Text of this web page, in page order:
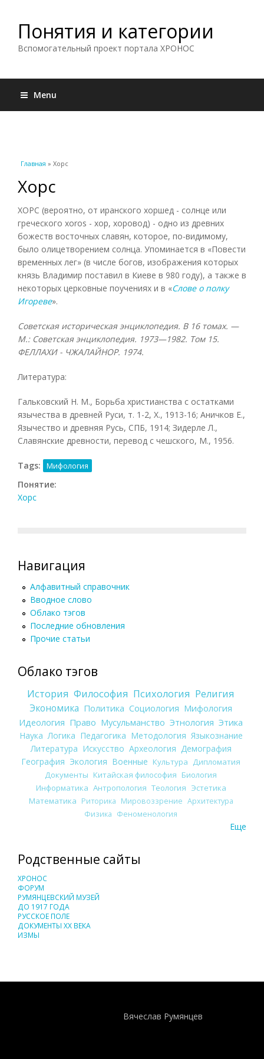
Понятия и категории
Вспомогательный проект портала ХРОНОС
Menu
Вы здесь
Главная » Хорс
Хорс
ХОРС (вероятно, от иранского хоршед - солнце или
греческого xoros - хор, хоровод) - одно из древних
божеств восточных славян, которое, по-видимому,
было олицетворением солнца. Упоминается в «Повести
временных лег» (в числе богов, изображения которых
князь Владимир поставил в Киеве в 980 году), а также в
некоторых церковные поучениях и в «Слове о полку
Игореве».
Советская историческая энциклопедия. В 16 томах. —
М.: Советская энциклопедия. 1973—1982. Том 15.
ФЕЛЛАХИ - ЧЖАЛАЙНОР. 1974.
Литература:
Гальковский Н. М., Борьба христианства с остатками
язычества в древней Руси, т. 1-2, X., 1913-16; Аничков Е.,
Язычество и древняя Русь, СПБ, 1914; Зидерле Л.,
Славянские древности, перевод с чешского, М., 1956.
Tags: Мифология
Понятие:
Хорс
Навигация
Алфавитный справочник
Вводное слово
Облако тэгов
Последние обновления
Прочие статьи
Облако тэгов
История Философия Психология Религия
Экономика Политика Социология Мифология
Идеология Право Мусульманство Этнология Этика
Наука Логика Педагогика Методология Языкознание
Литература Искусство Археология Демография
География Экология Военные Культура
Дипломатия
Документы Китайская философия Биология
Информатика Антропология Теология Эстетика
Математика Риторика Мировоззрение Архитектура
Физика Феноменология
Еще
Родственные сайты
ХРОНОС
ФОРУМ
РУМЯНЦЕВСКИЙ МУЗЕЙ
ДО 1917 ГОДА
РУССКОЕ ПОЛЕ
ДОКУМЕНТЫ XX ВЕКА
ИЗМЫ
Вячеслав Румянцев